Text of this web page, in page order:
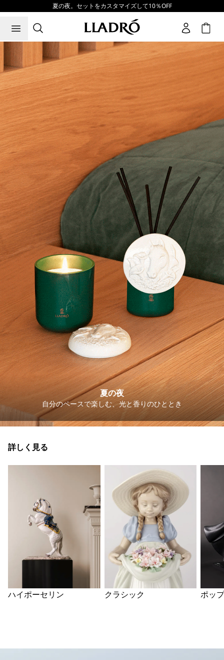
夏の夜。セットをカスタマイズして10％OFF
Cart
リヤドロ公式オンライン - ラグジュアリーポーセリンアート
夏の夜
自分のペースで楽しむ、光と香りのひととき
詳しく見る
ハイポーセリン クラシック ポッ